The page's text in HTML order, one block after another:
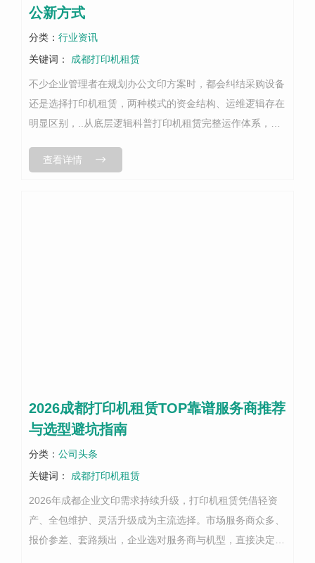
公新方式
分类： 行业资讯
关键词：
成都打印机租赁
不少企业管理者在规划办公文印方案时，都会纠结采购设备
还是选择打印机租赁，两种模式的资金结构、运维逻辑存在
明显区别，..从底层逻辑科普打印机租赁完整运作体系，帮
业需要一次性支出设备采购费用，...
查看详情
2026成都打印机租赁TOP靠谱服务商推荐
与选型避坑指南
分类： 公司头条
关键词：
成都打印机租赁
2026年成都企业文印需求持续升级，打印机租赁凭借轻资
产、全包维护、灵活升级成为主流选择。市场服务商众多、
报价参差、套路频出，企业选对服务商与机型，直接决定未